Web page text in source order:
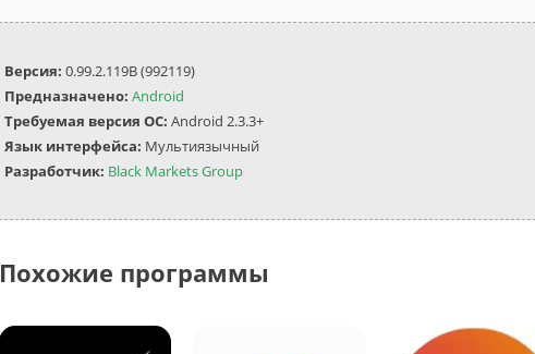
Версия: 0.99.2.119B (992119)
Предназначено: Android
Требуемая версия ОС: Android 2.3.3+
Язык интерфейса: Мультиязычный
Разработчик: Black Markets Group
Похожие программы